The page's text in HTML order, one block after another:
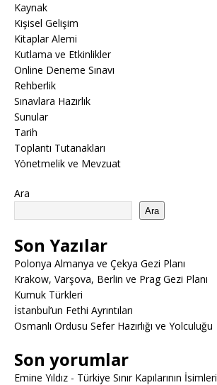
Kaynak
Kişisel Gelişim
Kitaplar Alemi
Kutlama ve Etkinlikler
Online Deneme Sınavı
Rehberlik
Sınavlara Hazırlık
Sunular
Tarih
Toplantı Tutanakları
Yönetmelik ve Mevzuat
Ara
Ara
Son Yazılar
Polonya Almanya ve Çekya Gezi Planı
Krakow, Varşova, Berlin ve Prag Gezi Planı
Kumuk Türkleri
İstanbul’un Fethi Ayrıntıları
Osmanlı Ordusu Sefer Hazırlığı ve Yolculuğu
Son yorumlar
Emine Yıldız - Türkiye Sınır Kapılarının İsimleri